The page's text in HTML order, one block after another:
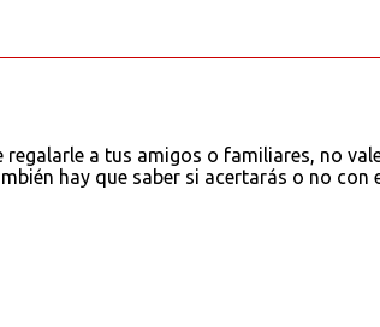
regalarle a tus amigos o familiares, no
hay que saber si acertarás o no con